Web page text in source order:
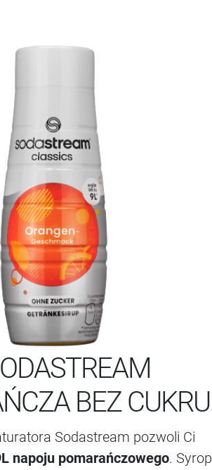
BEZ CUKRU
Sodastream pozwoli Ci
napoju pomarańczowego. Syrop